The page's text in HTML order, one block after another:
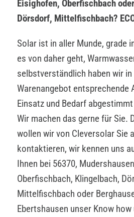
Eisighofen, Oberfischbach
Dörsdorf, Mittelfischbach?
Solar ist in aller Munde, grade
es von daher geht,
selbstverständlich haben wir in
Warenangebot entsprechende
Einsatz und Bedarf
Wir machen das gerne für Sie.
wollen wir von Cleversolar Sie
kontaktieren, wir kennen uns
Ihnen bei 56370,
Oberfischbach, Klingelbach,
Mittelfischbach oder
Ebertshausen unser Know